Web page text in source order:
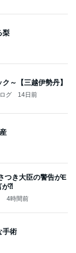
梨
～【三越伊勢丹】
グ 14日前
つき大臣の警告がE
が⁈
4時間前
手術